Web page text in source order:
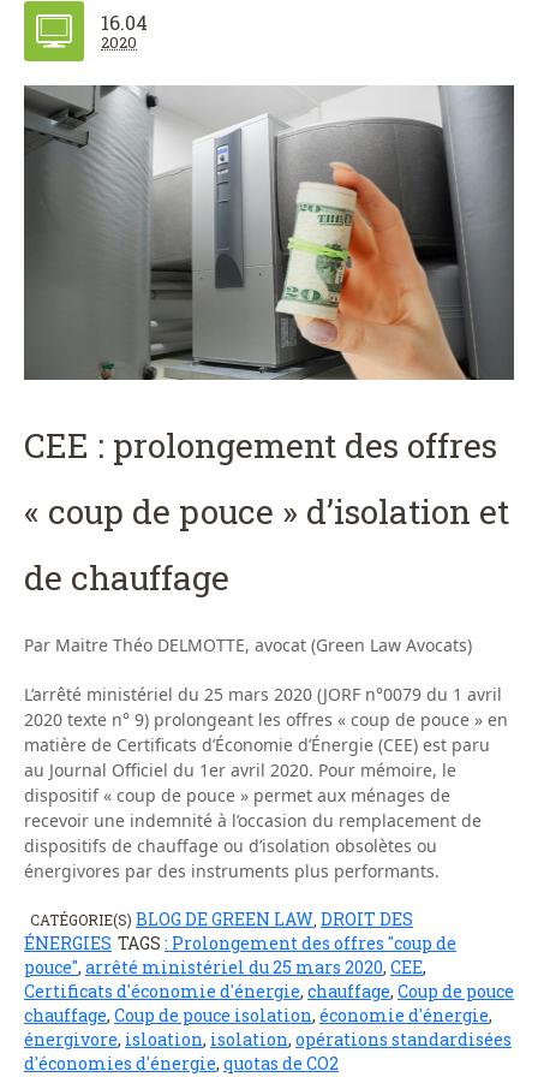
16.04
2020
CEE : prolongement des offres
« coup de pouce » d’isolation et
de chauffage
Par Maitre Théo DELMOTTE, avocat (Green Law Avocats)
L’arrêté ministériel du 25 mars 2020 (JORF n°0079 du 1 avril
2020 texte n° 9) prolongeant les offres « coup de pouce » en
matière de Certificats d’Économie d’Énergie (CEE) est paru
au Journal Officiel du 1er avril 2020. Pour mémoire, le
dispositif « coup de pouce » permet aux ménages de
recevoir une indemnité à l’occasion du remplacement de
dispositifs de chauffage ou d’isolation obsolètes ou
énergivores par des instruments plus performants.
CATÉGORIE(S) BLOG DE GREEN LAW DROIT DES
ÉNERGIES TAGS : Prolongement des offres "coup de
pouce", arrêté ministériel du 25 mars 2020, CEE,
Certificats d'économie d'énergie, chauffage, Coup de pouce
chauffage, Coup de pouce isolation, économie d'énergie,
énergivore, isloation, isolation, opérations standardisées
d'économies d'énergie, quotas de CO2